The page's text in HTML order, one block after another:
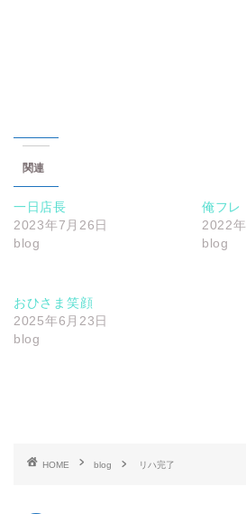
関連
一日店長
2023年7月26日
blog
俺フレ
2022
blog
おひさま笑顔
2025年6月23日
blog
HOME blog リハ完了